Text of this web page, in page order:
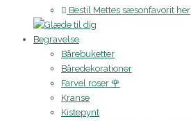
Bestil Mettes sæsonfavorit her
Begravelse
Bårebuketter
Båredekorationer
Farvel roser 🌹
Kranse
Kistepynt